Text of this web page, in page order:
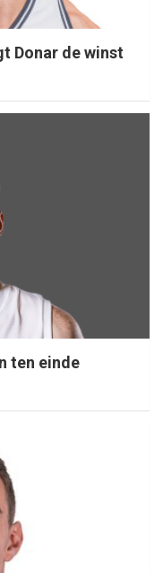
Donar de winst
ten einde